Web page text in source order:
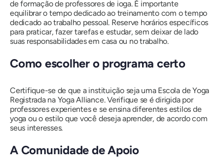
de formação de professores de ioga. É importante
equilibrar o tempo dedicado ao treinamento com o tempo
dedicado ao trabalho pessoal. Reserve horários específicos
para praticar, fazer tarefas e estudar, sem deixar de lado
suas responsabilidades em casa ou no trabalho.
Como escolher o programa certo
Certifique-se de que a instituição seja uma Escola de Yoga
Registrada na Yoga Alliance. Verifique se é dirigida por
professores experientes e se ensina diferentes estilos de
yoga ou o estilo que você deseja aprender, de acordo com
seus interesses.
A Comunidade de Apoio